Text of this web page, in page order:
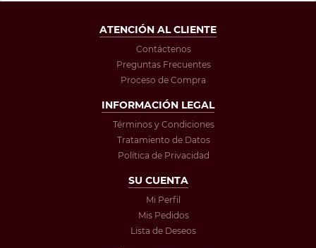
ATENCIÓN AL CLIENTE
Contáctenos
Preguntas Frecuentes
Proceso de Compra
INFORMACIÓN LEGAL
Términos y Condiciones
Tratamiento de Datos
Política de Privacidad
SU CUENTA
Mi Perfil
Mis Pedidos
Lista de Deseos